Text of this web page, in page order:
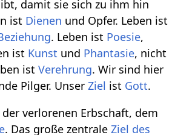
damit sie sich zu ihm hin
ist Dienen und Opfer. Leben ist
. Leben ist Poesie,
ist Kunst und Phantasie, nicht
istVerehrung. Wir sind hier
Pilger. UnserZiel ist Gott.
verlorenen Erbschaft, dem
. Das große zentraleZiel des